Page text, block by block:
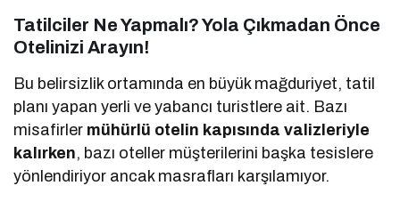
Tatilciler Ne Yapmalı? Yola Çıkmadan Önce
Otelinizi Arayın!
Bu belirsizlik ortamında en büyük mağduriyet, tatil
planı yapan yerli ve yabancı turistlere ait. Bazı
misafirler mühürlü otelin kapısında valizleriyle
kalırken, bazı oteller müşterilerini başka tesislere
yönlendiriyor ancak masrafları karşılamıyor.